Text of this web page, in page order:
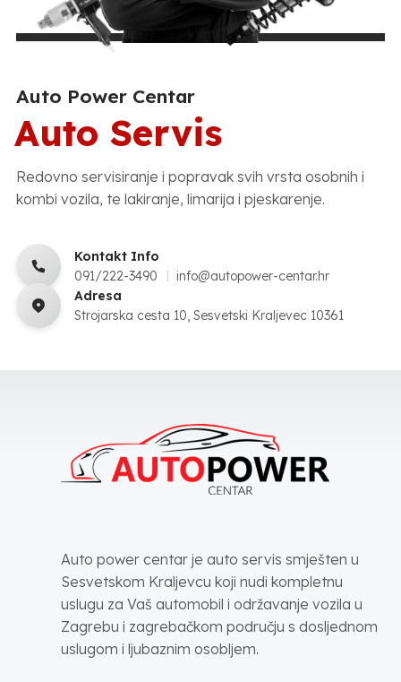
Auto Power Centar
Auto Servis
Redovno servisiranje i popravak svih vrsta osobnih i
kombi vozila, te lakiranje, limarija i pjeskarenje.
Kontakt Info
091/222-3490
info@autopower-centar.hr
Adresa
Strojarska cesta 10, Sesvetski Kraljevec 10361
Auto power centar je auto servis smješten u
Sesvetskom Kraljevcu koji nudi kompletnu
uslugu za Vaš automobil i održavanje vozila u
Zagrebu i zagrebačkom području s dosljednom
uslugom i ljubaznim osobljem.